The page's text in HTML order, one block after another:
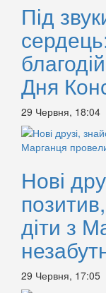
Під
Дня
29 Червня, 18:04
Нові
діти з
29 Червня, 17:05